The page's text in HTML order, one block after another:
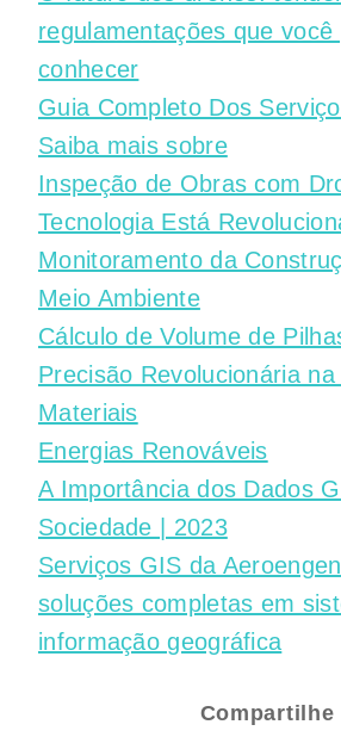
regulamentações que você
conhecer
Guia Completo Dos
Saiba mais sobre
Inspeção de Obras com
Tecnologia Está
Monitoramento da
Meio Ambiente
Cálculo de Volume de
Precisão Revolucionária
Materiais
Energias Renováveis
A Importância dos Dados
Sociedade | 2023
Serviços GIS da
soluções completas em
informação geográfica
Compartilhe